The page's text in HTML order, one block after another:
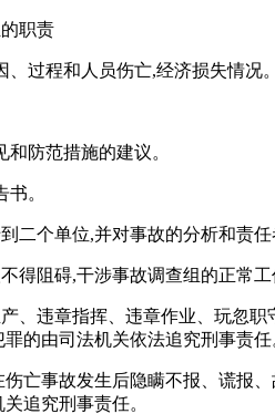
职责
、过程和人员伤亡,经济损失情况。
防范措施的建议。
。
二个单位,并对事故的分析和责
得阻碍,干涉事故调查组的正常工
、违章指挥、违章作业、玩忽
的由司法机关依法追究刑事责任
亡事故发生后隐瞒不报、谎报
追究刑事责任。